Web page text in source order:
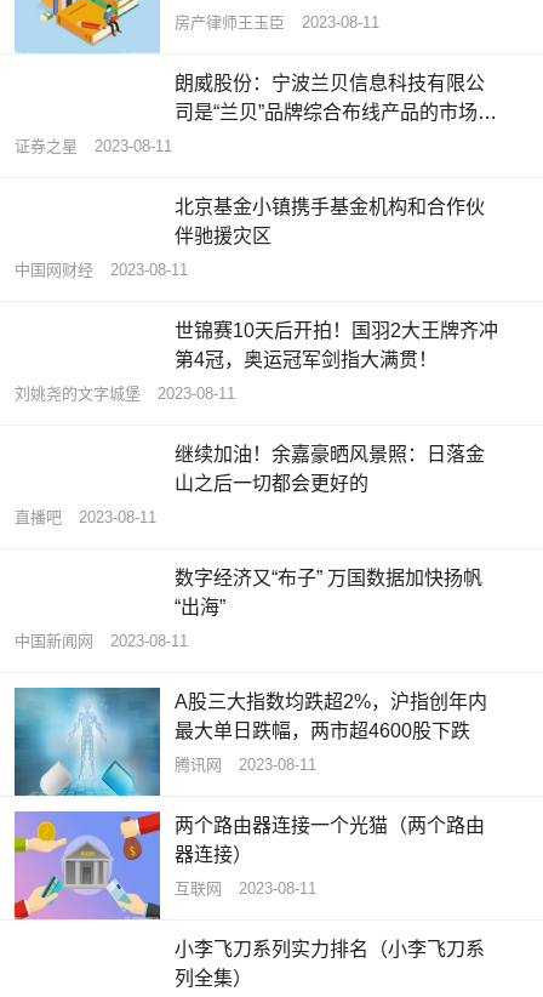
房产律师王玉臣 2023-08-11
朗威股份：宁波兰贝信息科技有限公
司是“兰贝”品牌综合布线产品的市场开
证券之星 2023-08-11
北京基金小镇携手基金机构和合作伙
伴驰援灾区
中国网财经 2023-08-11
世锦赛10天后开拍！国羽2大王牌齐冲
第4冠，奥运冠军剑指大满贯！
刘姚尧的文字城堡 2023-08-11
继续加油！余嘉豪晒风景照：日落金
山之后一切都会更好的
直播吧 2023-08-11
数字经济又“布子” 万国数据加快扬帆
“出海”
中国新闻网 2023-08-11
A股三大指数均跌超2%，沪指创年内
最大单日跌幅，两市超4600股下跌
腾讯网 2023-08-11
两个路由器连接一个光猫（两个路由
器连接）
互联网 2023-08-11
小李飞刀系列实力排名（小李飞刀系
列全集）